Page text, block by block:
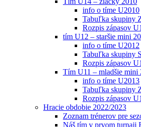
info o tíme U2010
Tabuľka skupiny
Rozpis zápasov
tím U12 – staršie mini
info o tíme U2012
Tabuľka skupiny
Rozpis zápasov
Tím U11 – mladšie mini
info o tíme U2013
Tabuľka skupiny
Rozpis zápasov
Hracie obdobie 2022/2023
Zoznam trénerov pre
Náš tím v prvom turnaji